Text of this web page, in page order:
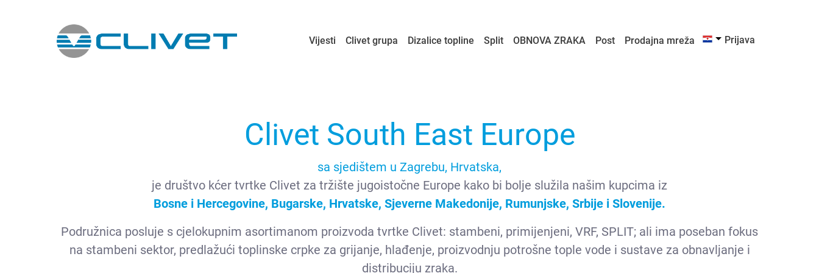
Skip to Main Content
Vijesti Clivet grupa Dizalice topline Split OBNOVA ZRAKA Post Prodajna mreža Prijava
Clivet South East Europe
sa sjedištem u Zagrebu, Hrvatska,
je društvo kćer tvrtke Clivet za tržište jugoistočne Europe kako bi bolje služila našim kupcima iz
Bosne i Hercegovine, Bugarske, Hrvatske, Sjeverne Makedonije, Rumunjske, Srbije i Slovenije.
Podružnica posluje s cjelokupnim asortimanom proizvoda tvrtke Clivet: stambeni, primijenjeni, VRF, SPLIT; ali ima poseban fokus
na stambeni sektor, predlažući toplinske crpke za grijanje, hlađenje, proizvodnju potrošne tople vode i sustave za obnavljanje i
distribuciju zraka.